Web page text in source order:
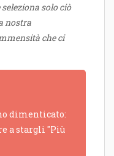
solo ciò
nostra
che ci
dimenticato:
a stargli "Più